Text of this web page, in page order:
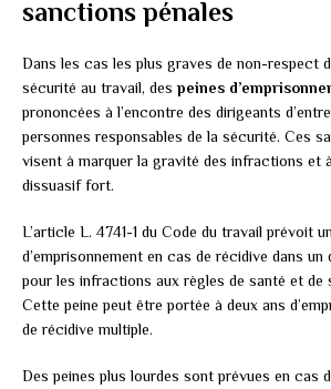
sanctions pénales
Dans les cas les plus graves de non-respect
sécurité au travail, des peines
prononcées à l’encontre des dirigeants
personnes responsables de la sécurité. Ces
visent à marquer la gravité des infractions et
dissuasif fort.
L’article L. 4741-1 du Code du travail prévoit
d’emprisonnement en cas de récidive dans un
pour les infractions aux règles de santé et de
Cette peine peut être portée à deux ans
de récidive multiple.
Des peines plus lourdes sont prévues en cas